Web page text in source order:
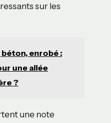
sur les
béton, enrobé :
une allée
?
une note